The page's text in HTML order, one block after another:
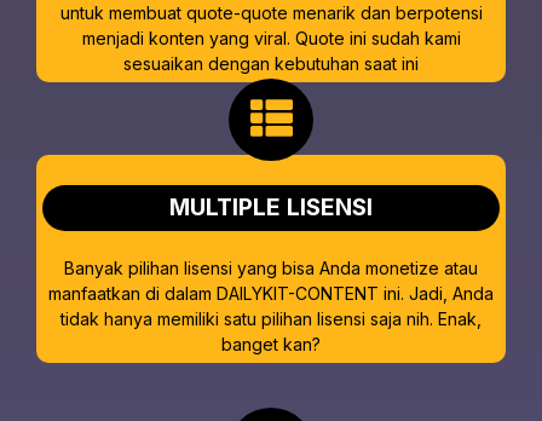
untuk membuat quote-quote menarik dan berpotensi
menjadi konten yang viral. Quote ini sudah kami
sesuaikan dengan kebutuhan saat ini
MULTIPLE LISENSI
Banyak pilihan lisensi yang bisa Anda monetize atau
manfaatkan di dalam DAILYKIT-CONTENT ini. Jadi, Anda
tidak hanya memiliki satu pilihan lisensi saja nih. Enak,
banget kan?